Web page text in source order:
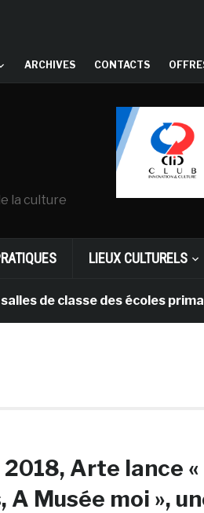
ARCHIVES CONTACTS
la culture
LIEUX CULTURELS
classe des écoles primaires
Arte lance «
A Musée moi »,